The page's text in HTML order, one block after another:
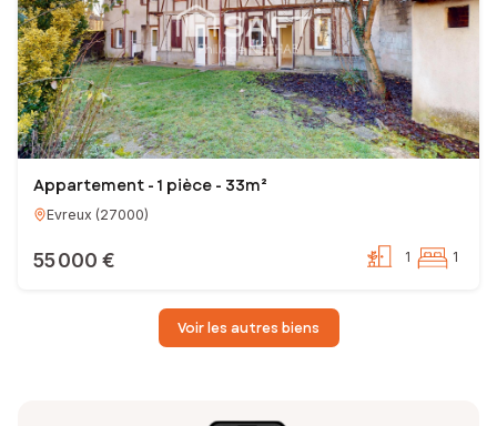
Appartement - 1 pièce - 33m²
Evreux (27000)
55 000 € 1 1
Voir les autres biens